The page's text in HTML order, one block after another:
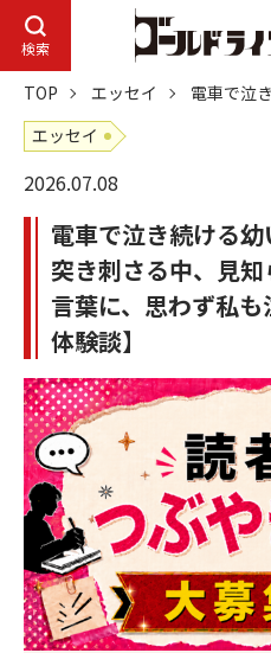
検索
TOP エッセイ
電車で泣
エッセイ
2026.07.08
電車で泣き続ける
突き刺さる中、見
言葉に、思わず私
体験談】